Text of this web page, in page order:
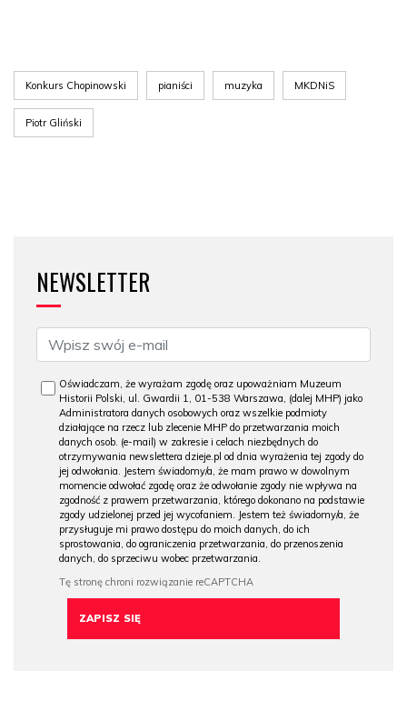
Konkurs Chopinowski pianiści muzyka MKDNiS
Piotr Gliński
NEWSLETTER
Oświadczam, że wyrażam zgodę oraz upoważniam Muzeum
Historii Polski, ul. Gwardii 1, 01-538 Warszawa, (dalej MHP) jako
Administratora danych osobowych oraz wszelkie podmioty
działające na rzecz lub zlecenie MHP do przetwarzania moich
danych osob. (e-mail) w zakresie i celach niezbędnych do
otrzymywania newslettera dzieje.pl od dnia wyrażenia tej zgody do
jej odwołania. Jestem świadomy/a, że mam prawo w dowolnym
momencie odwołać zgodę oraz że odwołanie zgody nie wpływa na
zgodność z prawem przetwarzania, którego dokonano na podstawie
zgody udzielonej przed jej wycofaniem. Jestem też świadomy/a, że
przysługuje mi prawo dostępu do moich danych, do ich
sprostowania, do ograniczenia przetwarzania, do przenoszenia
danych, do sprzeciwu wobec przetwarzania.